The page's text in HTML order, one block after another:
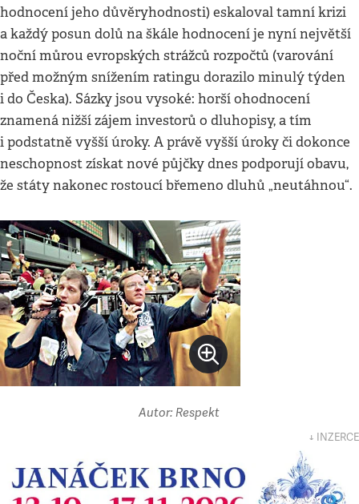
hodnocení jeho důvěryhodnosti) eskaloval tamní krizi
a každý posun dolů na škále hodnocení je nyní největší
noční můrou evropských strážců rozpočtů (varování
před možným snížením ratingu dorazilo minulý týden
i do Česka). Sázky jsou vysoké: horší ohodnocení
znamená nižší zájem investorů o dluhopisy, a tím
i podstatně vyšší úroky. A právě vyšší úroky či dokonce
neschopnost získat nové půjčky dnes podporují obavu,
že státy nakonec rostoucí břemeno dluhů „neutáhnou“.
Autor: Respekt
↓ INZERCE